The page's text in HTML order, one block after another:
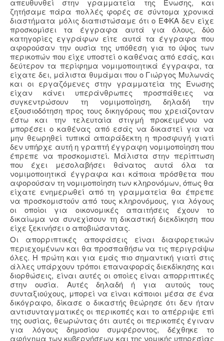
απευθυνθεί στην γραμματεία της Ένωσης, και
ζητήσαμε πάρα πολλές φορές σε σύντομα χρονικά
διαστήματα μόλις διαπιστώσαμε ότι ο ΕΦΚΑ δεν είχε
προσκομίσει τα έγγραφα αυτά για όλους, δύο
κατηγορίες εγγράφων είτε αυτά τα έγγραφα που
αφορούσαν την ουσία της υπόθεση για το ύψος των
περικοπών που είχε υποστεί ο καθένας από εσάς, και
δεύτερον τα περίφημα νομιμοποιητικά έγγραφα, τα
είχατε δει, μάλιστα θυμάμαι που ο Γιώργος Μυλωνάς
και οι εργαζόμενες στην γραμματεία της Ένωσης
είχαν κάνει υπεράνθρωπες προσπάθειες να
συγκεντρώσουν τη νομιμοποίηση, δηλαδή την
εξουσιοδότηση προς τους δικηγόρους που χρειάζονταν
έστω και την τελευταία στιγμή προκειμένου να
μπορέσει ο καθένας από εσάς να δικαστεί για να
μην θεωρηθεί τυπικά απαράδεκτη η προσφυγή γιατί
δεν υπήρχε αυτή η γραπτή έγγραφη νομιμοποίηση που
έπρεπε να προσκομιστεί. Μάλιστα στην περίπτωση
που έχει μεσολαβήσει θάνατος αυτά όλα τα
νομιμοποιητικά έγγραφα και κάποια πρόσθετα που
αφορούσαν τη νομιμοποίηση των κληρονόμων, όπως θα
είχατε ενημερωθεί από τη γραμματεία θα έπρεπε
να προσκομιστούν από τους κληρονόμους, για λόγους
οι οποίοι για οικονομικές απαιτήσεις έχουν το
δικαίωμα να συνεχίσουν τη δικαστική διεκδίκηση που
είχε ξεκινήσει ο αποβιώσαντας.
Οι απορριπτικές αποφάσεις είναι διαφορετικών
περιεχομένων και θα προσπαθήσω να τις περιγράψω
όλες. Η πρώτη και για εμάς πιο σημαντική γιατί στις
άλλες υπάρχουν τρόποι επαναφοράς διεκδίκησης και
διορθώσεις, είναι αυτές οι οποίες είναι απορριπτικές
στην ουσία. Αυτές δηλαδή ή για αυτούς τους
συνταξιούχους, μπορεί να είναι κάποιοι μέσα σε ένα
δικόγραφο, δίκασε ο δικαστής θεώρησε ότι δεν ήταν
αντισυνταγματικές οι περικοπές και το απέρριψε επί
της ουσίας, θεωρώντας ότι αυτές οι περικοπές έγιναν
για λόγους δημοσίου συμφέροντος, δέχθηκε το
αφήγημα των κυβερνήσεων και της νομικής υπηρεσίας